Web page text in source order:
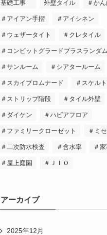
基礎工事 外壁タイル ＃か
＃アイアン手摺 ＃アイシネン
＃ウェザータイト ＃クレタイル
＃コンビットグラードプラスランダム
＃サンルーム ＃シアタールーム
＃スカイプロムナード ＃スケル
＃ストリップ階段 ＃タイル外壁
＃ダイケン ＃ハピアフロア
＃ファミリークローゼット ＃ミ
＃二次防水検査 ＃含水率 ＃
＃屋上庭園 ＃ＪＩＯ
アーカイブ
2025年12月